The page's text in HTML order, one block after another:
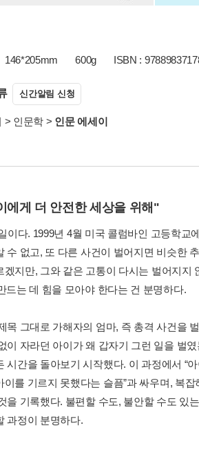
146*205mm 600g ISBN :
신간알림 신청
> 인문학 > 인문 에세이
에게 더 안전한 세상을 위해"
이다. 1999년 4월 미국 콜럼바인 고등학
수 없고, 또 다른 사건이 벌어지면 비슷한
겠지만, 그와 같은 고통이 다시는 벌어지지
드는 데 힘을 모아야 한다는 건 분명하다.
목 그대로 가해자의 엄마, 즉 총격 사건을
이 자라던 아이가 왜 갑자기 그런 일을 벌
시간을 돌아보기 시작했다. 이 과정에서 “
이를 기르지 못했다는 슬픔”과 싸우며, 복
을 기록했다. 불편할 수도, 불안할 수도 있
과정이 분명하다.